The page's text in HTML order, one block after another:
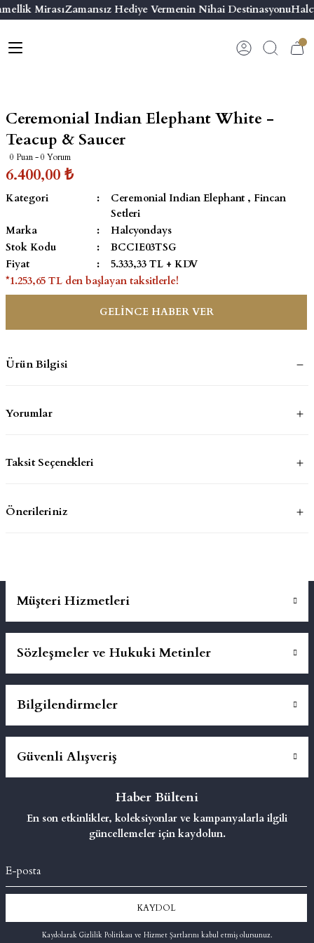
MirasıZamansız Hediye Vermenin Nihai Destinasyonu
Geri Dön
Geri Dön
Mum
Geri Dön
Menteşeli Bilezik
Yivli Kabaşon Bilezik
Geri Dön
Seriler
Elephant
Ceremonial Indian Elephant White -
Teacup & Saucer
0 Puan - 0 Yorum
6.400,00 ₺
Kategori Ceremonial Indian Elephant , Fincan
Setleri
Marka
Halcyondays
Stok Kodu
BCCIE03TSG
Fiyat
5.333,33 TL + KDV
*1.253,65 TL den başlayan taksitlerle!
GELİNCE HABER VER
Ürün Bilgisi
Yorumlar
Taksit Seçenekleri
Önerileriniz
Müşteri Hizmetleri
Sözleşmeler ve Hukuki Metinler
Bilgilendirmeler
Güvenli Alışveriş
Haber Bülteni
En son etkinlikler, koleksiyonlar ve kampanyalarla ilgili
güncellemeler için kaydolun.
KAYDOL
Kaydolarak Gizlilik Politikası ve Hizmet Şartlarını kabul etmiş olursunuz.